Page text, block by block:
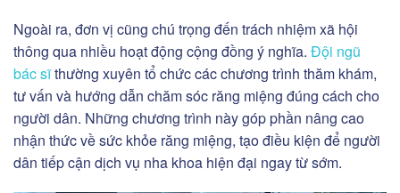
Ngoài ra, đơn vị cũng chú trọng đến trách nhiệm xã hội
thông qua nhiều hoạt động cộng đồng ý nghĩa. Đội ngũ
bác sĩthường xuyên tổ chức các chương trình thăm khám,
tư vấn và hướng dẫn chăm sóc răng miệng đúng cách cho
người dân. Những chương trình này góp phần nâng cao
nhận thức về sức khỏe răng miệng, tạo điều kiện để người
dân tiếp cận dịch vụ nha khoa hiện đại ngay từ sớm.